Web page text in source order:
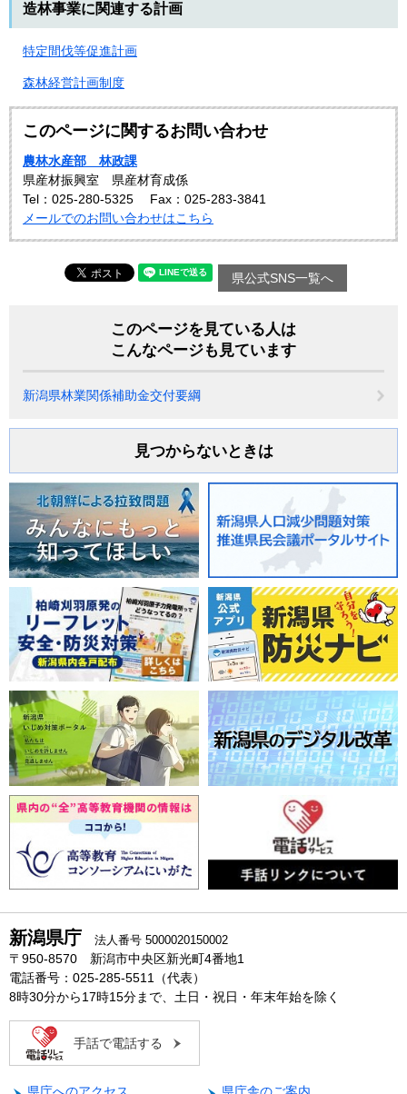
造林事業に関連する計画
特定間伐等促進計画
森林経営計画制度
このページに関するお問い合わせ
農林水産部 林政課
県産材振興室 県産材育成係
Tel：025-280-5325
Fax：025-283-3841
メールでのお問い合わせはこちら
県公式SNS一覧へ
このページを見ている人は
こんなページも見ています
新潟県林業関係補助金交付要綱
見つからないときは
新潟県庁 法人番号 5000020150002
〒950-8570 新潟市中央区新光町4番地1
電話番号：025-285-5511（代表）
8時30分から17時15分まで、土日・祝日・年末年始を除く
手話で電話する